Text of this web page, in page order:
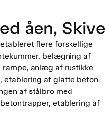
åen, Skive
flere forskellige
belægning af
rampe, anlæg af rustikke
etablering af glatte beton-
af stålbro med
etablering af